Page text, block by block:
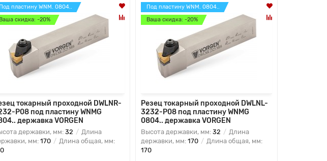
Под пластину WNM. 0804..
Ваша скидка: -20%
токарный проходной DWLNR-
P08 под пластину WNMG
державка VORGEN
державки, мм: 32
Длина
мм: 170
Длина общая, мм:
Под пластину WNM. 0804..
Ваша скидка: -20%
Резец токарный проходной DWLNL-
3232-P08 под пластину WNMG
0804.. державка VORGEN
Высота державки, мм: 32
Длина
державки, мм: 170
Длина общая, мм:
170